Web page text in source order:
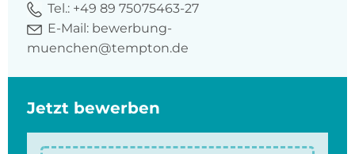
Tel.: +49 89 75075463-27
E-Mail: bewerbung-
muenchen@tempton.de
Jetzt bewerben